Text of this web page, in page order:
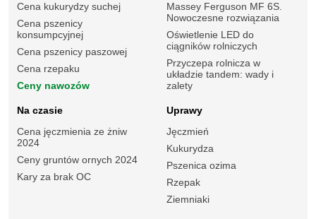
Cena kukurydzy suchej
Cena pszenicy
konsumpcyjnej
Cena pszenicy paszowej
Cena rzepaku
Ceny nawozów
Massey Ferguson MF 6S.
Nowoczesne rozwiązania
Oświetlenie LED do
ciągników rolniczych
Przyczepa rolnicza w
układzie tandem: wady i
zalety
Na czasie
Cena jęczmienia ze żniw
2024
Ceny gruntów ornych 2024
Kary za brak OC
Uprawy
Jęczmień
Kukurydza
Pszenica ozima
Rzepak
Ziemniaki